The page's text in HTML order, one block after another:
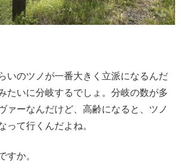
いのツノが一番大きく立派になるんだ
たいに分岐するでしょ。分岐の数が多
ァーなんだけど、高齢になると、ツノ
って行くんだよね。
すか。